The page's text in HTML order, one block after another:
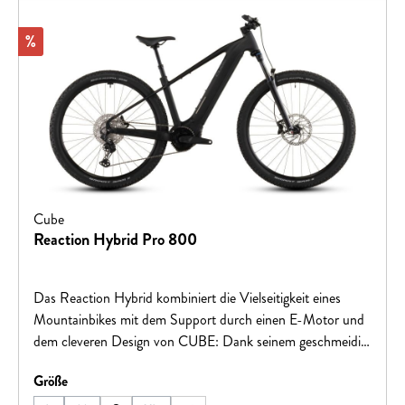
Rabatt
%
Cube
Reaction Hybrid Pro 800
Das Reaction Hybrid kombiniert die Vielseitigkeit eines
Mountainbikes mit dem Support durch einen E-Motor und
dem cleveren Design von CUBE: Dank seinem geschmeidig
Wh starken Akku sind jede Menge Power und Reichweite
Größeauswählen